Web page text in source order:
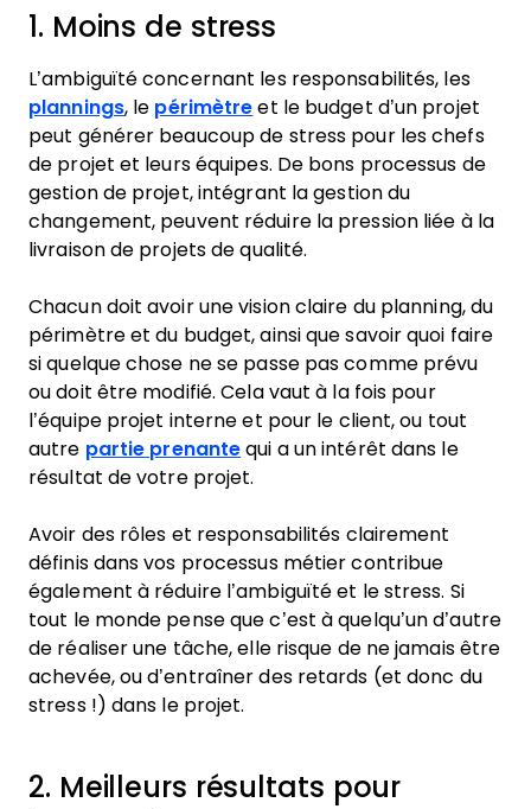
1. Moins de stress
L’ambiguïté concernant les responsabilités, les
plannings, le périmètre et le budget d’un projet
peut générer beaucoup de stress pour les chefs
de projet et leurs équipes. De bons processus de
gestion de projet, intégrant la gestion du
changement, peuvent réduire la pression liée à la
livraison de projets de qualité.
Chacun doit avoir une vision claire du planning, du
périmètre et du budget, ainsi que savoir quoi faire
si quelque chose ne se passe pas comme prévu
ou doit être modifié. Cela vaut à la fois pour
l’équipe projet interne et pour le client, ou tout
autre partie prenante qui a un intérêt dans le
résultat de votre projet.
Avoir des rôles et responsabilités clairement
définis dans vos processus métier contribue
également à réduire l’ambiguïté et le stress. Si
tout le monde pense que c’est à quelqu’un d’autre
de réaliser une tâche, elle risque de ne jamais être
achevée, ou d’entraîner des retards (et donc du
stress !) dans le projet.
2. Meilleurs résultats pour